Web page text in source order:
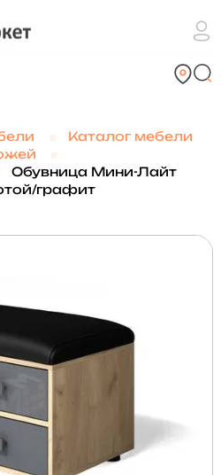
Каталог мебели
Обувница Мини-Лайт
графит